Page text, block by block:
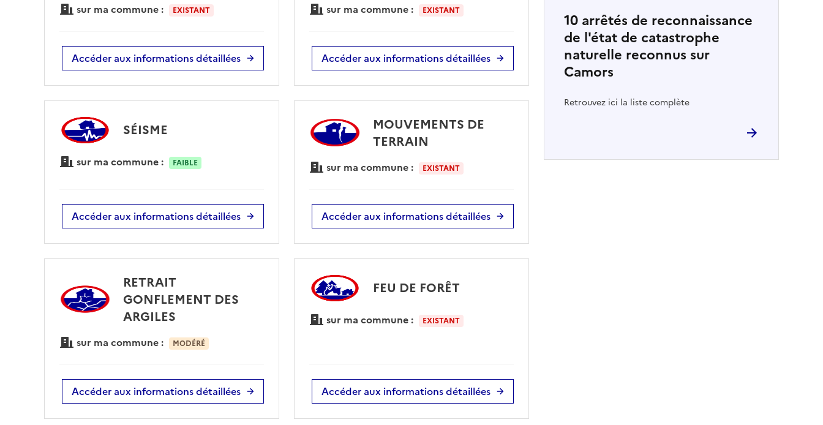
sur ma commune : EXISTANT
Accéder aux informations détaillées
sur ma commune : EXISTANT
Accéder aux informations détaillées
SÉISME
sur ma commune : FAIBLE
Accéder aux informations détaillées
MOUVEMENTS DE
TERRAIN
sur ma commune : EXISTANT
Accéder aux informations détaillées
RETRAIT
GONFLEMENT DES
ARGILES
sur ma commune : MODÉRÉ
Accéder aux informations détaillées
FEU DE FORÊT
sur ma commune : EXISTANT
Accéder aux informations détaillées
10 arrêtés de reconnaissance
de l'état de catastrophe
naturelle reconnus sur
Camors
Retrouvez ici la liste complète